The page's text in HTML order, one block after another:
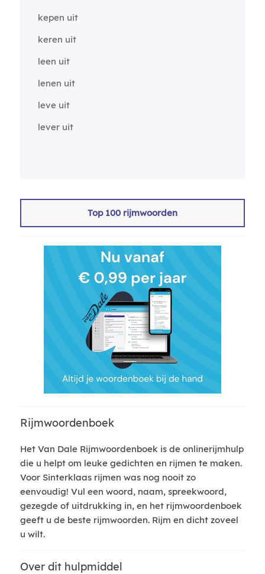
kepen uit
keren uit
leen uit
lenen uit
leve uit
lever uit
Top 100 rijmwoorden
Rijmwoordenboek
Het Van Dale Rijmwoordenboek is de onlinerijmhulp
die u helpt om leuke gedichten en rijmen te maken.
Voor Sinterklaas rijmen was nog nooit zo
eenvoudig! Vul een woord, naam, spreekwoord,
gezegde of uitdrukking in, en het rijmwoordenboek
geeft u de beste rijmwoorden. Rijm en dicht zoveel
u wilt.
Over dit hulpmiddel